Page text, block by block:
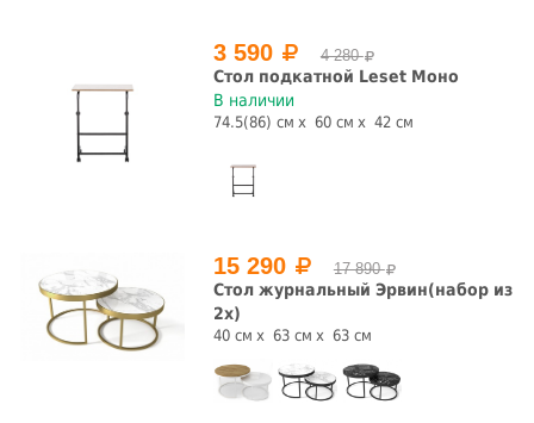
да
Страна производства
квадратная круглая
3 590 4 280
Стол подкатной Leset Моно
В наличии
74.5(86) см 60 см 42 см
15 290 17 890
Стол журнальный Эрвин(набор из
2х)
40 см 63 см 63 см